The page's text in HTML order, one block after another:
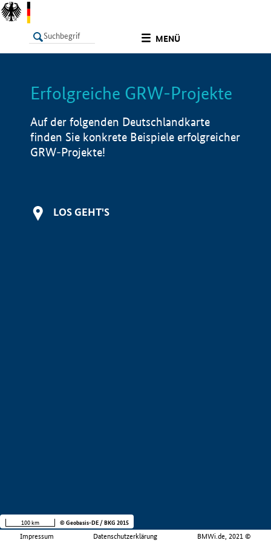
MENÜ
LISTE Info
Erfolgreiche GRW-Projekte
Auf der folgenden Deutschlandkarte
finden Sie konkrete Beispiele erfolgreicher
GRW-Projekte!
LOS GEHT'S
Impressum Datenschutzerklärung BMWi.de, 2021 ©
100 km © Geobasis-DE / BKG 2015